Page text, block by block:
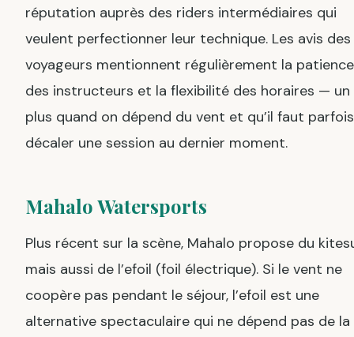
réputation auprès des riders intermédiaires qui
veulent perfectionner leur technique. Les avis des
voyageurs mentionnent régulièrement la patience
des instructeurs et la flexibilité des horaires — un
plus quand on dépend du vent et qu’il faut parfois
décaler une session au dernier moment.
Mahalo Watersports
Plus récent sur la scène, Mahalo propose du
mais aussi de l’efoil (foil électrique). Si le vent ne
coopère pas pendant le séjour, l’efoil est une
alternative spectaculaire qui ne dépend pas de la